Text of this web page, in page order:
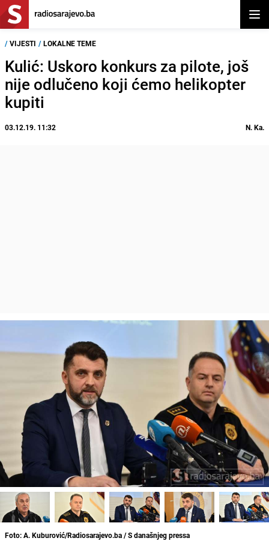
/ VIJESTI / LOKALNE TEME
Kulić: Uskoro konkurs za pilote, još
nije odlučeno koji ćemo helikopter
kupiti
03.12.19. 11:32 N. Ka.
Foto: A. Kuburović/Radiosarajevo.ba / S današnjeg pressa